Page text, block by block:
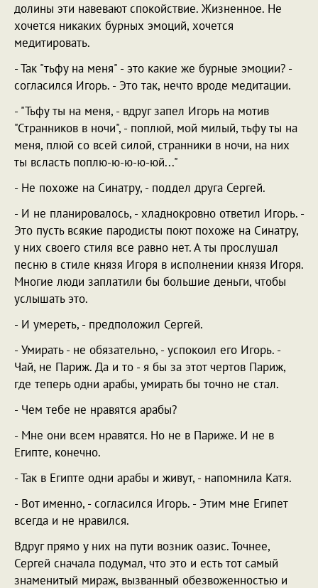
долины эти навевают спокойствие. Жизненное. Не
хочется никаких бурных эмоций, хочется
медитировать.
- Так "тьфу на меня" - это какие же бурные эмоции? -
согласился Игорь. - Это так, нечто вроде медитации.
- "Тьфу ты на меня, - вдруг запел Игорь на мотив
"Странников в ночи", - поплюй, мой милый, тьфу ты на
меня, плюй со всей силой, странники в ночи, на них
ты всласть поплю-ю-ю-ю-юй..."
- Не похоже на Синатру, - поддел друга Сергей.
- И не планировалось, - хладнокровно ответил Игорь. -
Это пусть всякие пародисты поют похоже на Синатру,
у них своего стиля все равно нет. А ты прослушал
песню в стиле князя Игоря в исполнении князя Игоря.
Многие люди заплатили бы большие деньги, чтобы
услышать это.
- И умереть, - предположил Сергей.
- Умирать - не обязательно, - успокоил его Игорь. -
Чай, не Париж. Да и то - я бы за этот чертов Париж,
где теперь одни арабы, умирать бы точно не стал.
- Чем тебе не нравятся арабы?
- Мне они всем нравятся. Но не в Париже. И не в
Египте, конечно.
- Так в Египте одни арабы и живут, - напомнила Катя.
- Вот именно, - согласился Игорь. - Этим мне Египет
всегда и не нравился.
Вдруг прямо у них на пути возник оазис. Точнее,
Сергей сначала подумал, что это и есть тот самый
знаменитый мираж, вызванный обезвоженностью и